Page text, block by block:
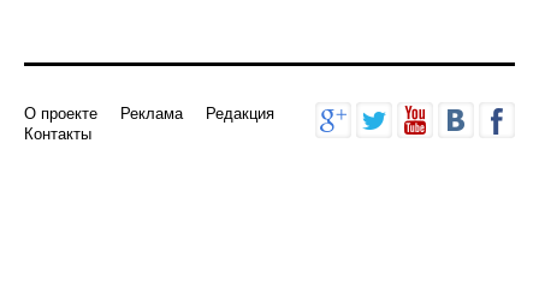
О проекте Реклама
Редакция
Контакты